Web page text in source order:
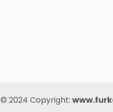
© 2024 Copyright: